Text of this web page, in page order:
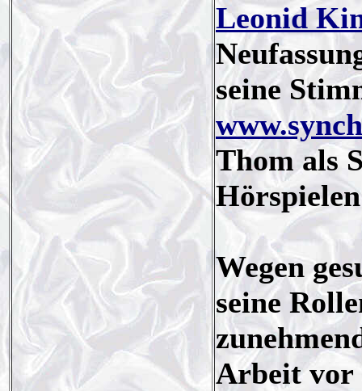
Leonid
seine
Thom als
Wegen
seine
Arbeit vor